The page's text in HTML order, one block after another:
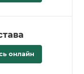
онлайн